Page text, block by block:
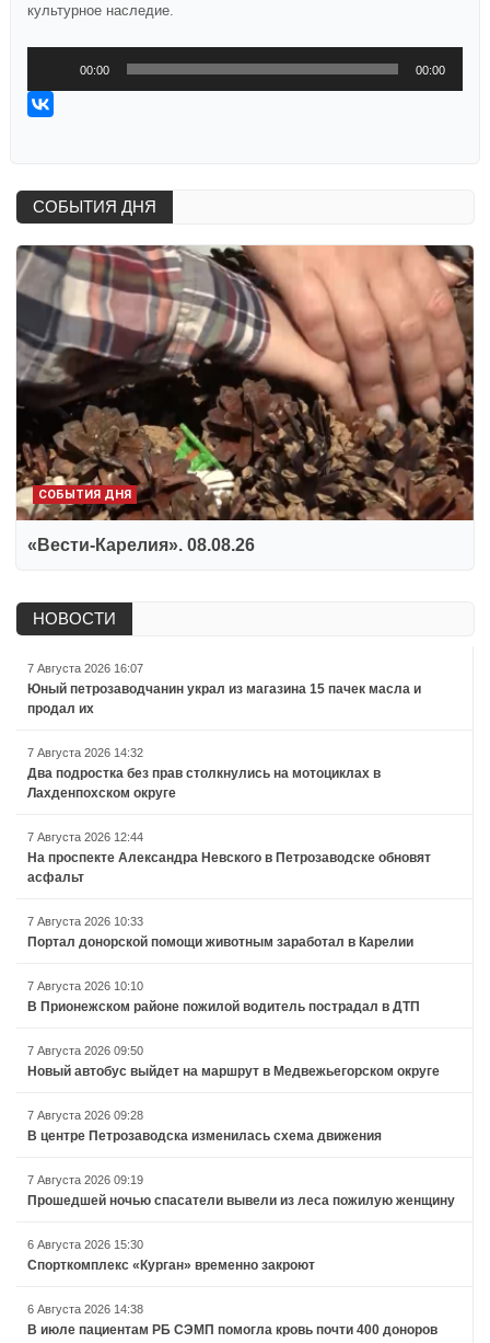
культурное наследие.
00:00 00:00
СОБЫТИЯ ДНЯ
СОБЫТИЯ ДНЯ
«Вести-Карелия». 08.08.26
НОВОСТИ
7 Августа 2026 16:07
Юный петрозаводчанин украл из магазина 15 пачек масла и
продал их
7 Августа 2026 14:32
Два подростка без прав столкнулись на мотоциклах в
Лахденпохском округе
7 Августа 2026 12:44
На проспекте Александра Невского в Петрозаводске обновят
асфальт
7 Августа 2026 10:33
Портал донорской помощи животным заработал в Карелии
7 Августа 2026 10:10
В Прионежском районе пожилой водитель пострадал в ДТП
7 Августа 2026 09:50
Новый автобус выйдет на маршрут в Медвежьегорском округе
7 Августа 2026 09:28
В центре Петрозаводска изменилась схема движения
7 Августа 2026 09:19
Прошедшей ночью спасатели вывели из леса пожилую женщину
6 Августа 2026 15:30
Спорткомплекс «Курган» временно закроют
6 Августа 2026 14:38
В июле пациентам РБ СЭМП помогла кровь почти 400 доноров